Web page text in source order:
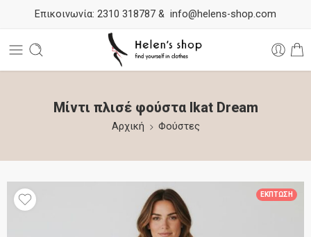
Επικοινωνία: 2310 318787 & info@helens-shop.com
Μίντι πλισέ φούστα Ikat Dream
Αρχική Φούστες
ΈΚΠΤΩΣΗ